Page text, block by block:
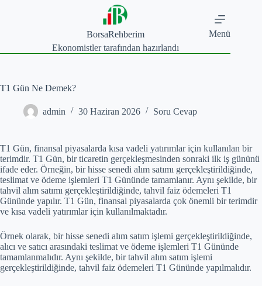
BorsaRehberim
Ekonomistler tarafından hazırlandı
Menü
T1 Gün Ne Demek?
admin 30 Haziran 2026 Soru Cevap
T1 Gün, finansal piyasalarda kısa vadeli yatırımlar için kullanılan bir
terimdir. T1 Gün, bir ticaretin gerçekleşmesinden sonraki ilk iş gününü
ifade eder. Örneğin, bir hisse senedi alım satımı gerçekleştirildiğinde,
teslimat ve ödeme işlemleri T1 Gününde tamamlanır. Aynı şekilde, bir
tahvil alım satımı gerçekleştirildiğinde, tahvil faiz ödemeleri T1
Gününde yapılır. T1 Gün, finansal piyasalarda çok önemli bir terimdir
ve kısa vadeli yatırımlar için kullanılmaktadır.
Örnek olarak, bir hisse senedi alım satım işlemi gerçekleştirildiğinde,
alıcı ve satıcı arasındaki teslimat ve ödeme işlemleri T1 Gününde
tamamlanmalıdır. Aynı şekilde, bir tahvil alım satım işlemi
gerçekleştirildiğinde, tahvil faiz ödemeleri T1 Gününde yapılmalıdır.